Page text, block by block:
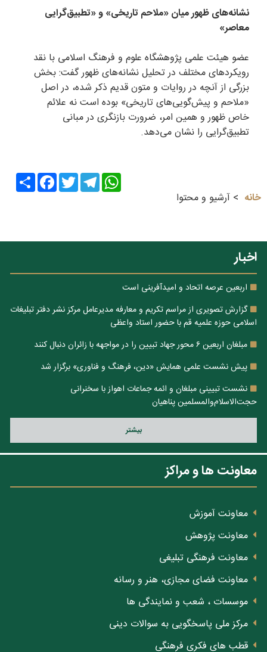
نشانه‌های ظهور میان «ملاحم تاریخی» و «تطبیق‌گرایی
معاصر»
عضو هیئت علمی پژوهشگاه علوم و فرهنگ اسلامی با نقد
رویکرد‌های مختلف در تحلیل نشانه‌های ظهور گفت: بخش
بزرگی از آنچه در روایات و متون قدیم ذکر شده، در اصل
«ملاحم و پیش‌گویی‌های تاریخی» بوده است نه علائم
خاص ظهور و همین امر، ضرورت بازنگری در مبانی
تطبیق‌گرایی را نشان می‌دهد.
Share
FacebookTwitter
Telegram
WhatsApp
خانه
آرشیو و محتوا
اخبار
اربعین عرصه اتحاد و امیدآفرینی است
گزارش تصویری از مراسم تکریم و معارفه مدیرعامل مرکز نشر دفتر تبلیغات
اسلامی حوزه علمیه قم با حضور استاد واعظی
مبلغان اربعین ۶ محور جهاد تبیین را در مواجهه با زائران دنبال کنند
پیش نشست علمی همایش «دین، فرهنگ و فناوری» برگزار شد
نشست تبیینی مبلغان و ائمه جماعات اهواز با سخنرانی
حجت‌الاسلام‌والمسلمین پناهیان
بيشتر
معاونت ها و مراکز
معاونت آموزش
معاونت پژوهش
معاونت فرهنگی تبلیغی
معاونت فضای مجازی، هنر و رسانه
موسسات ، شعب و نمایندگی ها
مرکز ملی پاسخگویی به سوالات دینی
قطب های فکری فرهنگی